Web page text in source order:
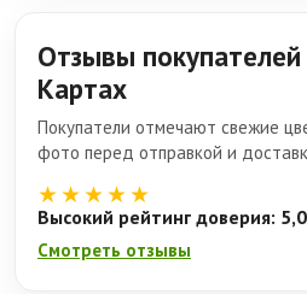
Отзывы покупателей
Картах
Покупатели отмечают свежие
фото перед отправкой и
★★★★★
Высокий рейтинг доверия: 5,0
Смотреть отзывы